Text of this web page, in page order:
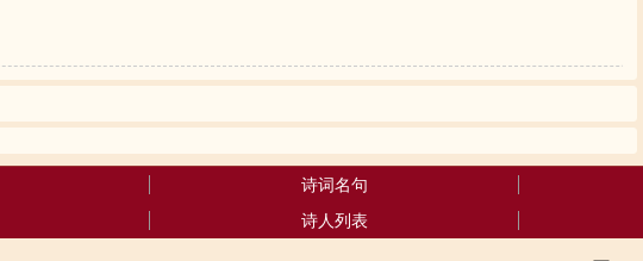
诗词名句
诗人列表